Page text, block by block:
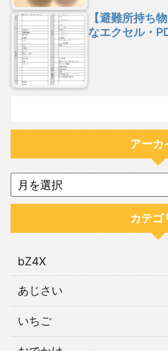
【避難所持ち
なエクセル・
アーカ
カテゴ
bZ4X
あじさい
いちご